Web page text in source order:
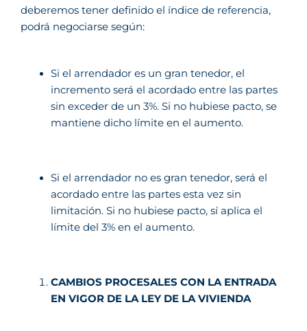
deberemos tener definido el índice de referencia,
podrá negociarse según:
Si el arrendador es un gran tenedor, el
incremento será el acordado entre las partes
sin exceder de un 3%. Si no hubiese pacto, se
mantiene dicho límite en el aumento.
Si el arrendador no es gran tenedor, será el
acordado entre las partes esta vez sin
limitación. Si no hubiese pacto, sí aplica el
límite del 3% en el aumento.
CAMBIOS PROCESALES CON LA ENTRADA
EN VIGOR DE LA LEY DE LA VIVIENDA